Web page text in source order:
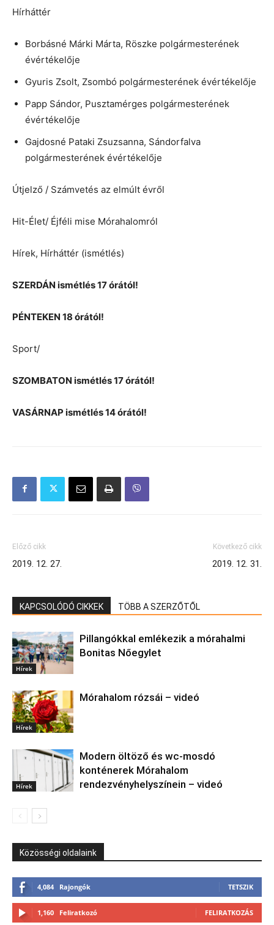
Hírháttér
Borbásné Márki Márta, Röszke polgármesterének
évértékelője
Gyuris Zsolt, Zsombó polgármesterének évértékelője
Papp Sándor, Pusztamérges polgármesterének
évértékelője
Gajdosné Pataki Zsuzsanna, Sándorfalva
polgármesterének évértékelője
Útjelző / Számvetés az elmúlt évről
Hit-Élet/ Éjféli mise Mórahalomról
Hírek, Hírháttér (ismétlés)
SZERDÁN ismétlés 17 órától!
PÉNTEKEN 18 órától!
Sport/
SZOMBATON ismétlés 17 órától!
VASÁRNAP ismétlés 14 órától!
Előző cikk
2019. 12. 27.
Következő cikk
2019. 12. 31.
KAPCSOLÓDÓ CIKKEK TÖBB A SZERZŐTŐL
Hírek
Pillangókkal emlékezik a mórahalmi
Bonitas Nőegylet
Hírek
Mórahalom rózsái – videó
Hírek
Modern öltöző és wc-mosdó
konténerek Mórahalom
rendezvényhelyszínein – videó
Közösségi oldalaink
4,084 Rajongók TETSZIK
1,160 Feliratkozó FELIRATKOZÁS